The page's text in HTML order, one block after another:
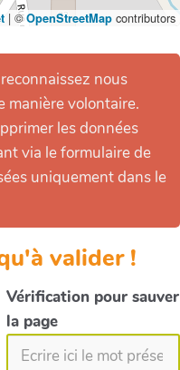
| ©OpenStreetMap contributors
nous
manière volontaire.
les données
via le formulaire de
uniquement dans le
valider !
Vérification pour sauver
la page